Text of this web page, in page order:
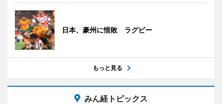
日本、豪州に惜敗 ラグビー
もっと見る
みん経トピックス